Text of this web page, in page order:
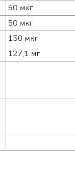
50 мкг
50 мкг
150 мкг
127,1 мг